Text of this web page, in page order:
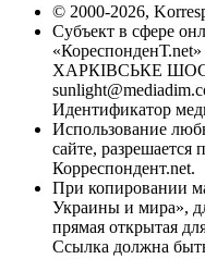
© 2000-2026,
Субъект в сфере
ХАРКІВСЬКЕ ШОСЕ,
Идентификатор
Использование
сайте, разрешается
Корреспондент.net.
При копировании
Украины и мира»,
прямая открытая
Ссылка должна